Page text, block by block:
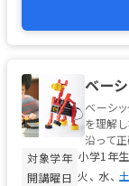
ベー
ベーシ
を理解
沿って
対象学年 小学1年
開講曜日 火 水 土